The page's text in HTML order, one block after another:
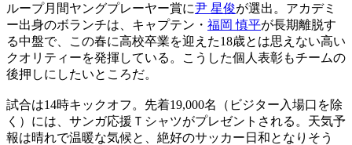
ループ月間ヤングプレーヤー賞に尹 星俊が選出。アカデミ
ー出身のボランチは、キャプテン・ 福岡 慎平が長期離脱す
る中盤で、この春に高校卒業を迎えた18歳とは思えない高い
クオリティーを発揮している。こうした個人表彰もチームの
後押しにしたいところだ。
試合は14時キックオフ。先着19,000名（ビジター入場口を除
く）には、サンガ応援Ｔシャツがプレゼントされる。天気予
報は晴れで温暖な気候と、絶好のサッカー日和となりそう